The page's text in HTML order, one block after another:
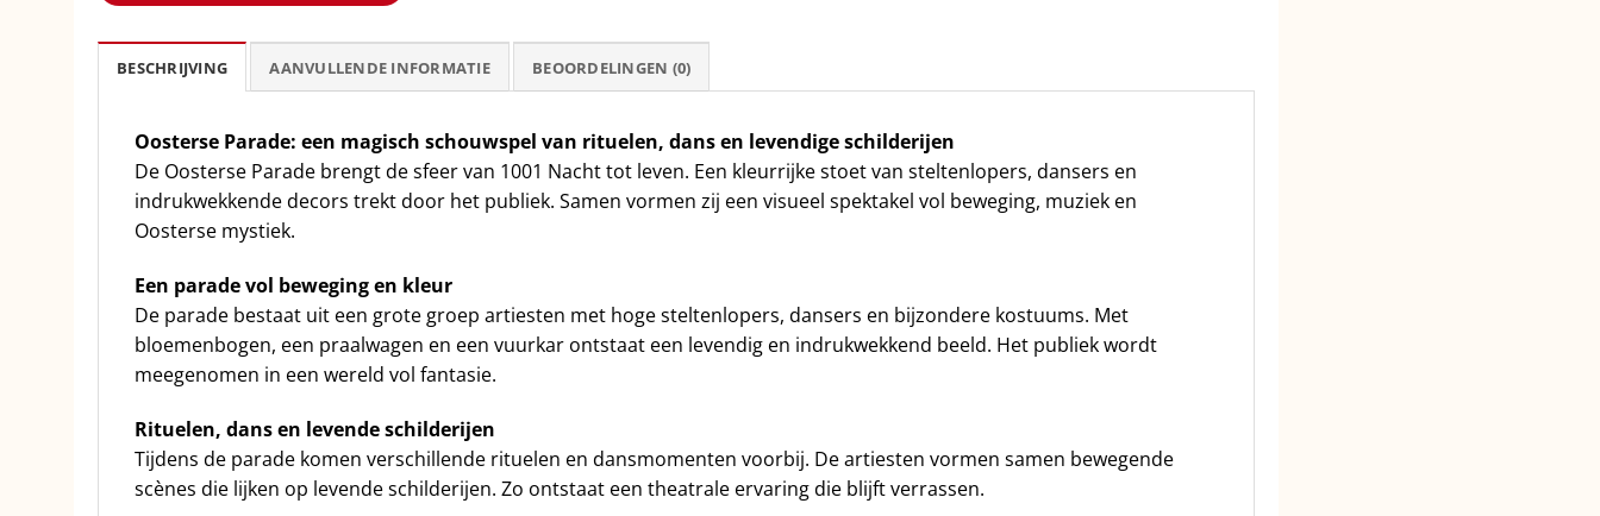
BESCHRIJVING AANVULLENDE INFORMATIE BEOORDELINGEN (0)
Oosterse Parade: een magisch schouwspel van rituelen, dans en levendige schilderijen
De Oosterse Parade brengt de sfeer van 1001 Nacht tot leven. Een kleurrijke stoet van steltenlopers, dansers en
indrukwekkende decors trekt door het publiek. Samen vormen zij een visueel spektakel vol beweging, muziek en
Oosterse mystiek.
Een parade vol beweging en kleur
De parade bestaat uit een grote groep artiesten met hoge steltenlopers, dansers en bijzondere kostuums. Met
bloemenbogen, een praalwagen en een vuurkar ontstaat een levendig en indrukwekkend beeld. Het publiek wordt
meegenomen in een wereld vol fantasie.
Rituelen, dans en levende schilderijen
Tijdens de parade komen verschillende rituelen en dansmomenten voorbij. De artiesten vormen samen bewegende
scènes die lijken op levende schilderijen. Zo ontstaat een theatrale ervaring die blijft verrassen.